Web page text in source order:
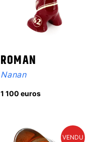
ROMAN
Nanan
1 100 euros
VENDU